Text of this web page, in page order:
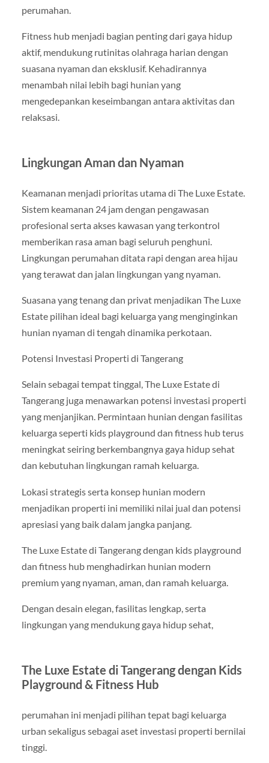
perumahan.
Fitness hub menjadi bagian penting dari gaya hidup
aktif, mendukung rutinitas olahraga harian dengan
suasana nyaman dan eksklusif. Kehadirannya
menambah nilai lebih bagi hunian yang
mengedepankan keseimbangan antara aktivitas dan
relaksasi.
Lingkungan Aman dan Nyaman
Keamanan menjadi prioritas utama di The Luxe Estate.
Sistem keamanan 24 jam dengan pengawasan
profesional serta akses kawasan yang terkontrol
memberikan rasa aman bagi seluruh penghuni.
Lingkungan perumahan ditata rapi dengan area hijau
yang terawat dan jalan lingkungan yang nyaman.
Suasana yang tenang dan privat menjadikan The Luxe
Estate pilihan ideal bagi keluarga yang menginginkan
hunian nyaman di tengah dinamika perkotaan.
Potensi Investasi Properti di Tangerang
Selain sebagai tempat tinggal, The Luxe Estate di
Tangerang juga menawarkan potensi investasi properti
yang menjanjikan. Permintaan hunian dengan fasilitas
keluarga seperti kids playground dan fitness hub terus
meningkat seiring berkembangnya gaya hidup sehat
dan kebutuhan lingkungan ramah keluarga.
Lokasi strategis serta konsep hunian modern
menjadikan properti ini memiliki nilai jual dan potensi
apresiasi yang baik dalam jangka panjang.
The Luxe Estate di Tangerang dengan kids playground
dan fitness hub menghadirkan hunian modern
premium yang nyaman, aman, dan ramah keluarga.
Dengan desain elegan, fasilitas lengkap, serta
lingkungan yang mendukung gaya hidup sehat,
The Luxe Estate di Tangerang dengan Kids
Playground & Fitness Hub
perumahan ini menjadi pilihan tepat bagi keluarga
urban sekaligus sebagai aset investasi properti bernilai
tinggi.